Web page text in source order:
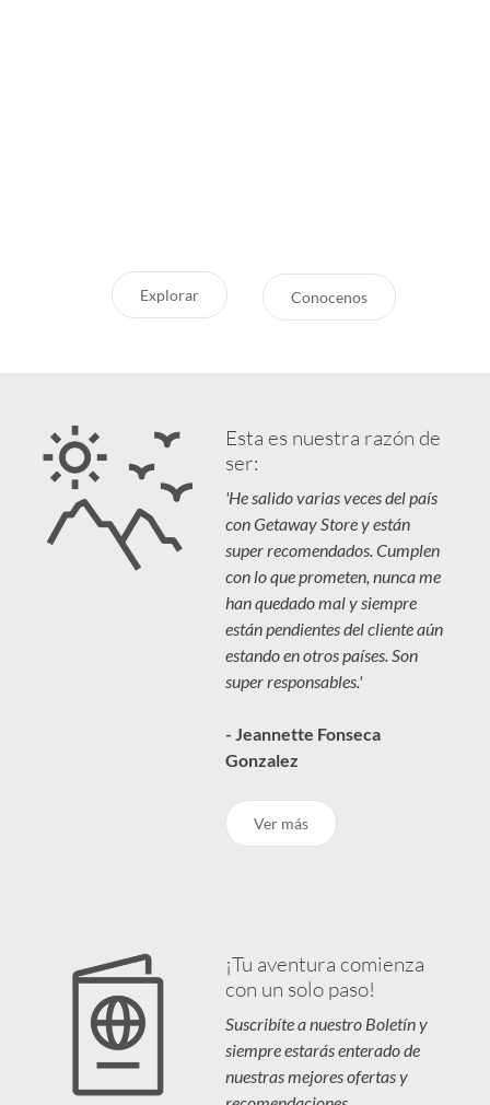
Explorar Conocenos
Esta es nuestra razón de
ser:
'He salido varias veces del país
con Getaway Store y están
super recomendados. Cumplen
con lo que prometen, nunca me
han quedado mal y siempre
están pendientes del cliente aún
estando en otros países. Son
super responsables.'
- Jeannette Fonseca
Gonzalez
Ver más
¡Tu aventura comienza
con un solo paso!
Suscribíte a nuestro Boletín y
siempre estarás enterado de
nuestras mejores ofertas y